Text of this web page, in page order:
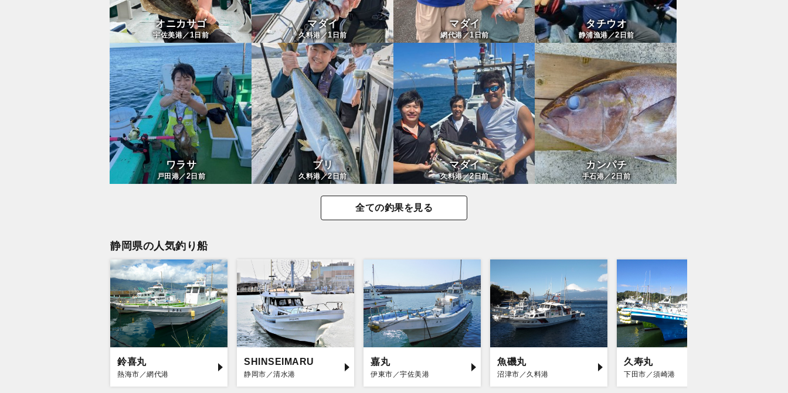
オニカサゴ
宇佐美港／1日前
マダイ
久料港／1日前
マダイ
網代港／1日前
タチウオ
静浦漁港／2日前
ワラサ
戸田港／2 日前
ブリ
久料港／2日前
マダイ
久料港／2日前
カンパチ
手石港／2日前
全ての釣果を見る
静岡県の人気釣り船
鈴喜丸
熱海市／網代港
SHINSEIMARU
静岡市／清水港
嘉丸
伊東市／宇佐美港
魚磯丸
沼津市／久料港
久寿丸
下田市／須崎港